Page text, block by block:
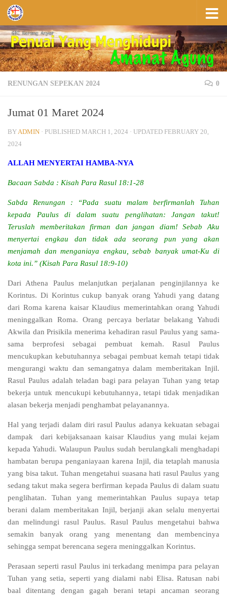
Skip to content
RENUNGAN SEPEKAN 2024 0
Jumat 01 Maret 2024
BYADMIN · PUBLISHED MARCH 1, 2024 · UPDATED FEBRUARY 20,
2024
ALLAH MENYERTAI HAMBA-NYA
Bacaan Sabda : Kisah Para Rasul 18:1-28
Sabda Renungan : “Pada suatu malam berfirmanlah Tuhan
kepada Paulus di dalam suatu penglihatan: Jangan takut!
Teruslah memberitakan firman dan jangan diam! Sebab Aku
menyertai engkau dan tidak ada seorang pun yang akan
menjamah dan menganiaya engkau, sebab banyak umat-Ku di
kota ini.” (Kisah Para Rasul 18:9-10)
Dari Athena Paulus melanjutkan perjalanan penginjilannya ke
Korintus. Di Korintus cukup banyak orang Yahudi yang datang
dari Roma karena kaisar Klaudius memerintahkan orang Yahudi
meninggalkan Roma. Orang percaya berlatar belakang Yahudi
Akwila dan Prisikila menerima kehadiran rasul Paulus yang sama-
sama berprofesi sebagai pembuat kemah. Rasul Paulus
mencukupkan kebutuhannya sebagai pembuat kemah tetapi tidak
mengurangi waktu dan semangatnya dalam memberitakan Injil.
Rasul Paulus adalah teladan bagi para pelayan Tuhan yang tetap
bekerja untuk mencukupi kebutuhannya, tetapitidak menjadikan
alasan bekerja menjadi penghambat pelayanannya.
Hal yang terjadi dalam diri rasul Paulus adanya kekuatan sebagai
dampak
dari kebijaksanaan kaisar Klaudius yang mulai kejam
kepada Yahudi. Walaupun Paulus sudah berulangkali menghadapi
hambatan berupa penganiayaan karena Injil, dia tetaplah manusia
yang bisa takut. Tuhan mengetahui suasana hati rasul Paulus yang
sedang takut maka segera berfirman kepada Paulus di dalam suatu
penglihatan. Tuhan yang memerintahkan Paulus supaya tetap
berani dalam memberitakan Injil, berjanji akan selalu menyertai
dan melindungi rasul Paulus. Rasul Paulus mengetahui bahwa
semakin banyak orang yang menentang dan membencinya
sehingga sempat berencana segera meninggalkan Korintus.
Perasaan seperti rasul Paulus ini terkadang menimpa para pelayan
Tuhan yang setia, seperti yang dialami nabi Elisa. Ratusan nabi
baal ditentang dengan gagah berani tetapi ancaman seorang